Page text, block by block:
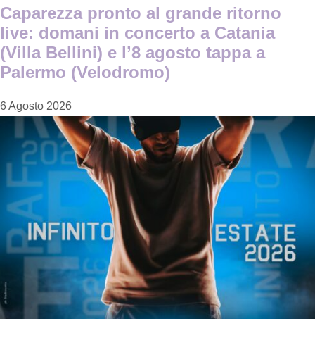
Caparezza pronto al grande ritorno
live: domani in concerto a Catania
(Villa Bellini) e l’8 agosto tappa a
Palermo (Velodromo)
6 Agosto 2026